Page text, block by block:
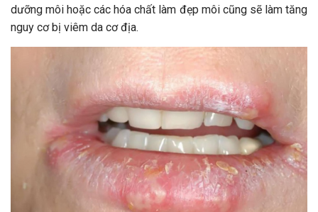
dưỡng môi hoặc các hóa chất làm đẹp môi cũng sẽ làm tăng
nguy cơ bị viêm da cơ địa.